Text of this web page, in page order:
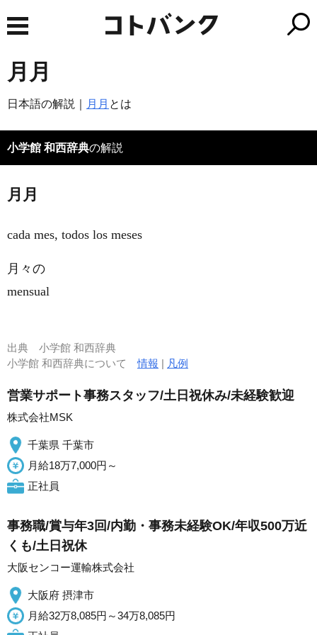
月月
日本語の解説｜ 月月 とは
小学館 和西辞典の解説
月月
cada mes, todos los meses
月々の
mensual
出典 小学館 和西辞典
小学館 和西辞典について情報 | 凡例
営業サポート事務スタッフ/土日祝休み/未経験歓迎
株式会社MSK
千葉県 千葉市
月給18万7,000円～
正社員
事務職/賞与年3回/内勤・事務未経験OK/年収500万近
くも/土日祝休
大阪センコー運輸株式会社
大阪府 摂津市
月給32万8,085円～34万8,085円